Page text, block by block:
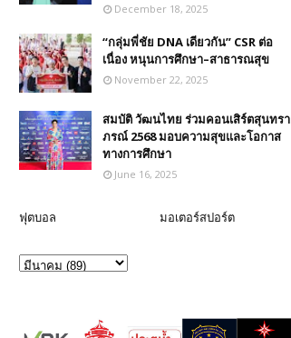
December 18, 2025
“กลุ่มพี่ชัย DNA เดียวกัน” CSR ต่อ
เนื่อง หนุนการศึกษา–สาธารณสุข
November 22, 2025
สมบัติ วัฒนไทย ร่วมคอนเสิร์ตสุนทรา
ภรณ์ 2568 มอบความสุขและโอกาส
ทางการศึกษา
June 16, 2025
ฟุตบอล มอเตอร์สปอร์ต